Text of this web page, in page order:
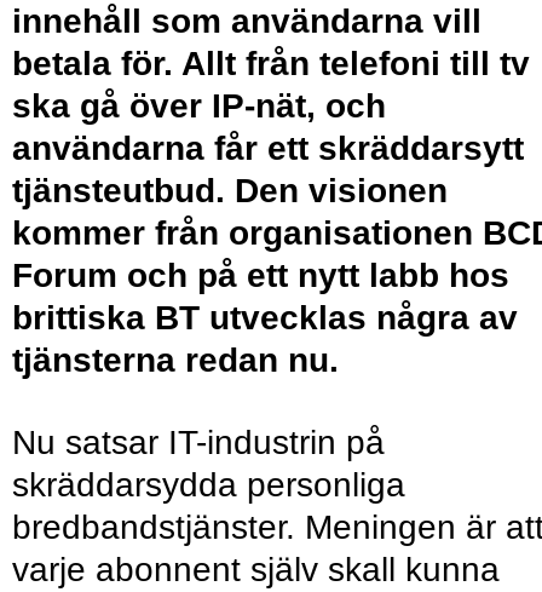
innehåll som användarna vill
betala för. Allt från telefoni till tv
ska gå över IP-nät, och
användarna får ett skräddarsytt
tjänsteutbud. Den visionen
kommer från organisationen
Forum och på ett nytt labb hos
brittiska BT utvecklas några av
tjänsterna redan nu.
Nu satsar IT-industrin på
skräddarsydda personliga
bredbandstjänster. Meningen är
varje abonnent själv skall kunna